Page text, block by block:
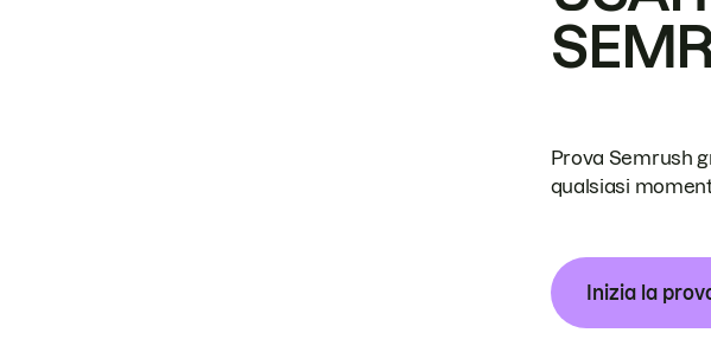
Prova Semrush
qualsiasi
Inizia la